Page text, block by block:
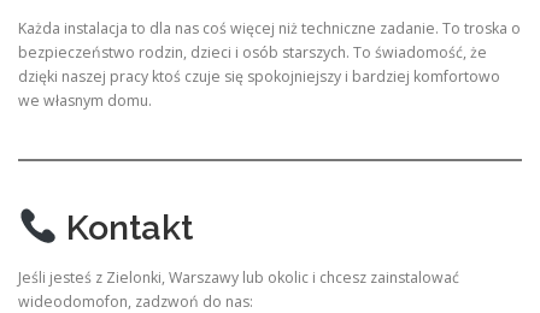
Każda instalacja to dla nas coś więcej niż techniczne zadanie. To troska o
bezpieczeństwo rodzin, dzieci i osób starszych. To świadomość, że
dzięki naszej pracy ktoś czuje się spokojniejszy i bardziej komfortowo
we własnym domu.
Kontakt
Jeśli jesteś z Zielonki, Warszawy lub okolic i chcesz zainstalować
wideodomofon, zadzwoń do nas: